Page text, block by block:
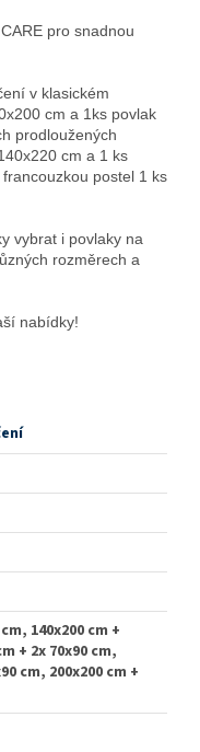
pro snadnou
v klasickém
cm a 1ks povlak
prodloužených
cm a 1 ks
postel 1 ks
vybrat i povlaky na
rozměrech a
nabídky!
140x200 cm +
+ 2x 70x90 cm,
cm, 200x200 cm +